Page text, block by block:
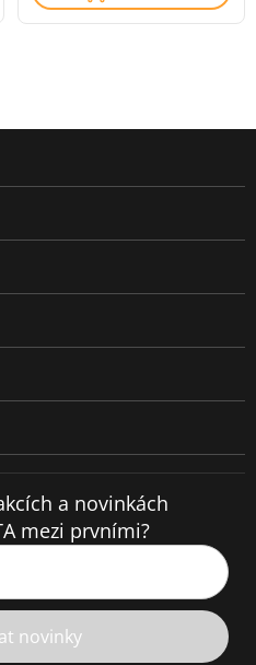
a novinkách
mezi prvními?
novinky